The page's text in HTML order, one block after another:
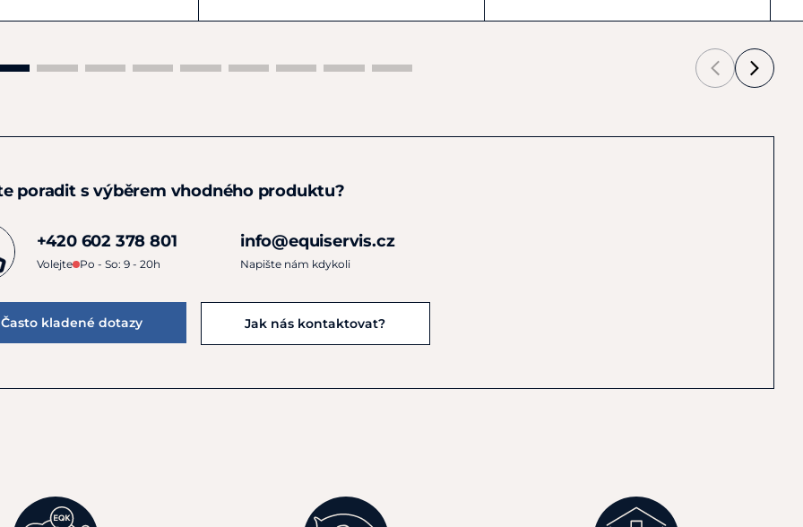
poradit s výběrem vhodného produktu?
+420 602 378 801
Volejte Po - So: 9 - 20h
info@equiservis.cz
Napište nám kdykoli
Často kladené dotazy Jak nás kontaktovat?